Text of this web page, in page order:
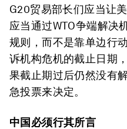
G20贸易部长们应当让
应当通过WTO争端解决
规则，而不是靠单边行
诉机构危机的截止日期
果截止期过后仍然没有
急投票来决定。
中国必须行其所言